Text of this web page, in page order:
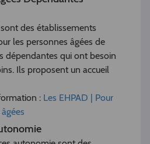
des établissements
les personnes âgées de
dépendantes qui ont besoin
Ils proposent un accueil
: Les EHPAD | Pour